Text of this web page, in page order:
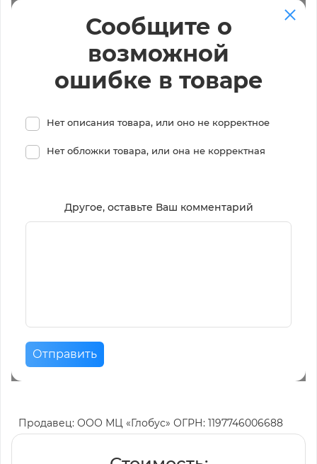
Сообщите о
возможной
ошибке в товаре
Нет описания товара, или оно не корректное
Нет обложки товара, или она не корректная
Другое, оставьте Ваш комментарий
Отправить
Продавец: ООО МЦ «Глобус» ОГРН: 1197746006688